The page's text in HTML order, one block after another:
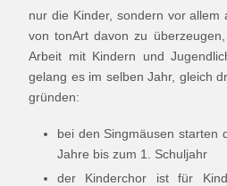
nur die Kinder, sondern vor allem
von tonArt davon zu
Arbeit mit Kindern und
gelang es im selben Jahr, gleich
gründen:
bei den Singmäusen starten
Jahre bis zum 1. Schuljahr
der Kinderchor ist für